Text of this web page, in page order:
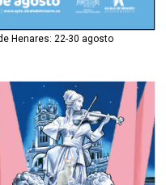
Henares: 22-30 agosto